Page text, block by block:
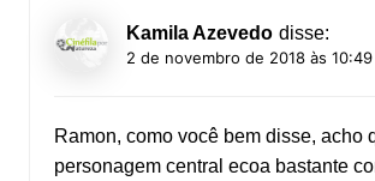
Kamila Azevedo disse:
2 de novembro de 2018 às 10:49
Ramon, como você bem disse, acho
personagem central ecoa bastante